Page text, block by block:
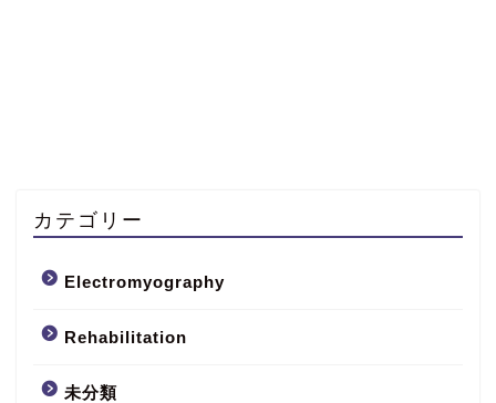
カテゴリー
Electromyography
Rehabilitation
未分類